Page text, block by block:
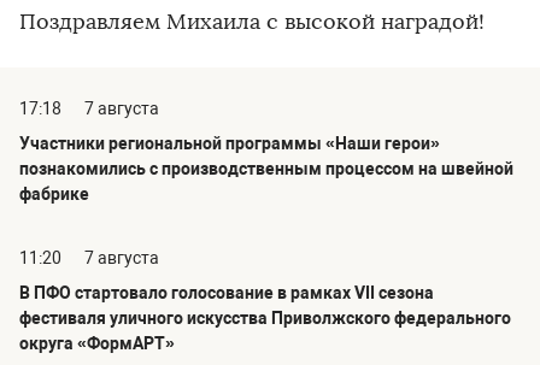
Поздравляем Михаила с высокой наградой!
17:18
7 августа
Участники региональной программы «Наши герои»
познакомились с производственным процессом на швейной
фабрике
11:20
7 августа
В ПФО стартовало голосование в рамках VII сезона
фестиваля уличного искусства Приволжского федерального
округа «ФормАРТ»